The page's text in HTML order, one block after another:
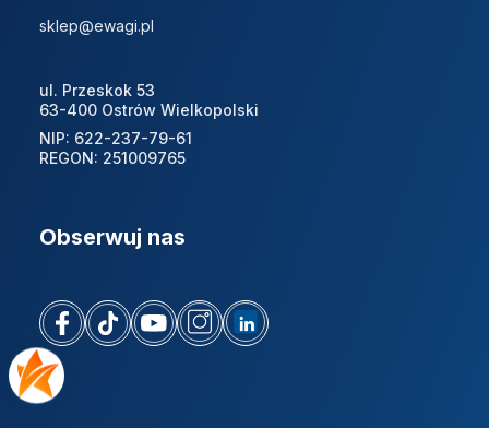
sklep@ewagi.pl
ul. Przeskok 53
63-400 Ostrów Wielkopolski
NIP: 622-237-79-61
REGON: 251009765
Obserwuj nas